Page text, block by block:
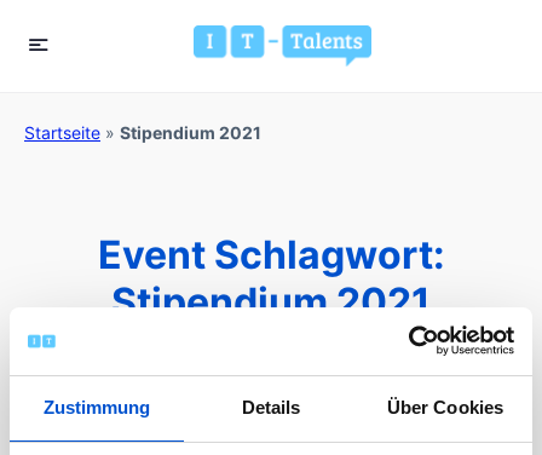
Zustimmung Details Über Cookies
Startseite » Stipendium 2021
Event Schlagwort:
Stipendium 2021